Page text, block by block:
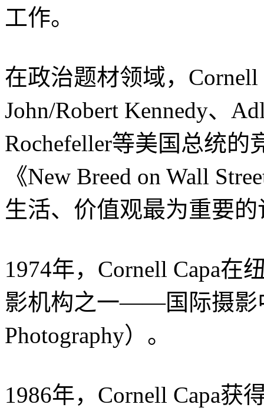
工作。
在政治题材领域，
John/Robert Kennedy、
Rochefeller等美国总统的
《New Breed on Wall
生活、价值观最为重要的
1974年，Cornell Capa在
影机构之一——国际摄影
Photography）。
1986年，Cornell Capa获